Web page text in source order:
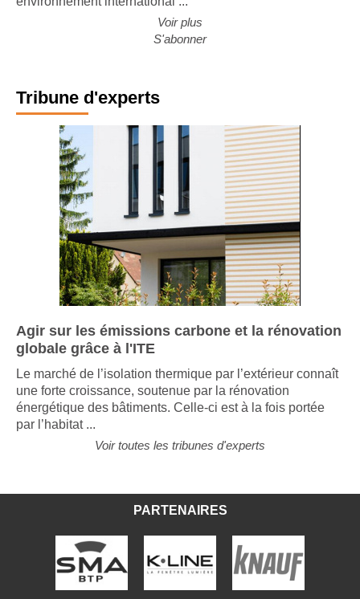
Voir plus
Tribune d'experts
Agir sur les émissions carbone et la rénovation
globale grâce à l'ITE
Le marché de l’isolation thermique par l’extérieur connaît
une forte croissance, soutenue par la rénovation
énergétique des bâtiments. Celle-ci est à la fois portée